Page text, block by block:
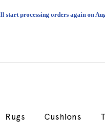
processing orders again on
Rugs Cushions